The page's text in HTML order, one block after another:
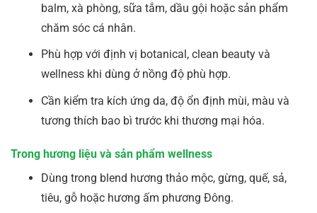
balm, xà phòng, sữa tắm, dầu gội hoặc sản phẩm
chăm sóc cá nhân.
Phù hợp với định vị botanical, clean beauty và
wellness khi dùng ở nồng độ phù hợp.
Cần kiểm tra kích ứng da, độ ổn định mùi, màu và
tương thích bao bì trước khi thương mại hóa.
Trong hương liệu và sản phẩm wellness
Dùng trong blend hương thảo mộc, gừng, quế, sả,
tiêu, gỗ hoặc hương ấm phương Đông.